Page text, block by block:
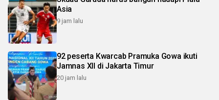
Asia
9 jam lalu
92 peserta Kwarcab Pramuka Gowa ikuti
Jamnas XII di Jakarta Timur
20 jam lalu